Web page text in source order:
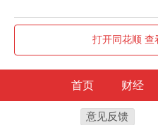
打开同花顺 查
首页 财经
意见反馈